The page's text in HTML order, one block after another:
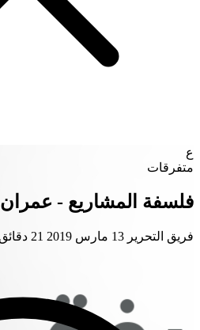
ع
متفرقات
فلسفة المشاريع - عمران
فريق التحرير 13 مارس 2019 21 دقائق قراءة